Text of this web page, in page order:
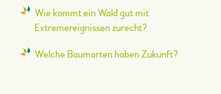
Wie kommt ein Wald gut mit
Extremereignissen zurecht?
Welche Baumarten haben Zukunft?